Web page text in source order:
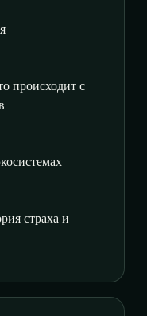
происходит с
страха и